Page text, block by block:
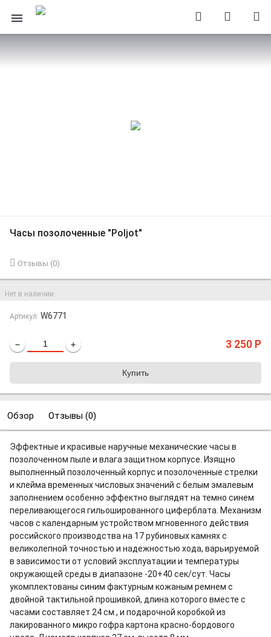
Часы позолоченные "Poljot"
Отзывы (0)
Нет в наличии
Артикул: W6771
− + 3 250 Р
Обзор Отзывы (0)
Эффектные и красивые наручные механические часы в
позолоченном пыле и влага защитном корпусе. Изящно
выполненный позолоченный корпус и позолоченные стрелки
и клейма временных числовых значений с белым эмалевым
заполнением особенно эффектно выглядят на темно синем
переливающегося гильошированного циферблата. Механизм
часов с календарным устройством мгновенного действия
российского производства на 17 рубиновых камнях с
великолепной точностью и надежностью хода, варьируемой
в зависимости от условий эксплуатации и температуры
окружающей среды в диапазоне -20+40 сек/сут. Часы
укомплектованы синим фактурным кожаным ремнем с
двойной тактильной прошивкой, длина которого вместе с
часами составляет 24 см., и подарочной коробкой из
лакированного микро гофра картона красно-бордового